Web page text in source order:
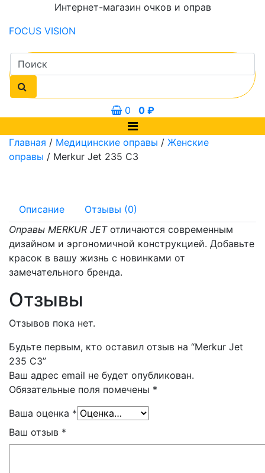
Интернет-магазин очков и оправ
FOCUS VISION
0 0 ₽
Главная / Медицинские оправы / Женские
оправы / Merkur Jet 235 C3
Описание
Отзывы (0)
Оправы MERKUR JETотличаются современным
дизайном и эргономичной конструкцией. Добавьте
красок в вашу жизнь с новинками от
замечательного бренда.
Отзывы
Отзывов пока нет.
Будьте первым, кто оставил отзыв на “Merkur Jet
235 C3”
Ваш адрес email не будет опубликован.
Обязательные поля помечены *
Ваша оценка *
Ваш отзыв *